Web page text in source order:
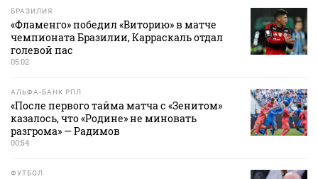
БРАЗИЛИЯ
«Фламенго» победил «Виторию» в матче
чемпионата Бразилии, Карраскаль отдал
голевой пас
05:02
АЛЬФА-БАНК РПЛ
«После первого тайма матча с «Зенитом»
казалось, что «Родине» не миновать
разгрома» — Радимов
00:54
ФУТБОЛ